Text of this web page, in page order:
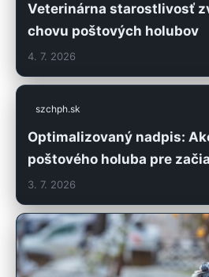
Veterinárna starostlivosť
chovu poštových holubov
4. 7. 2026
szchph.sk
Optimalizovaný nadpis:
poštového holuba pre
3. 7. 2026